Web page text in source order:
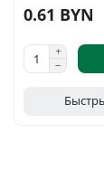
0.61 BYN